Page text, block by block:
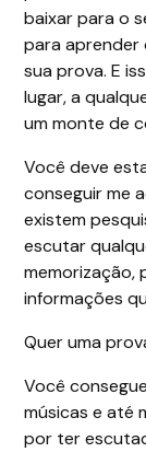
baixar para o
para aprender
sua prova. E
lugar, a
um monte de
Você deve
conseguir me
existem
escutar
memorização,
informações
Quer uma
Você
músicas e até
por ter